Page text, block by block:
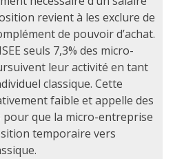
revient à les exclure de
de pouvoir d’achat.
seuls 7,3% des micro-
leur activité en tant
classique. Cette
faible et appelle des
pour que la micro-entreprise
temporaire vers